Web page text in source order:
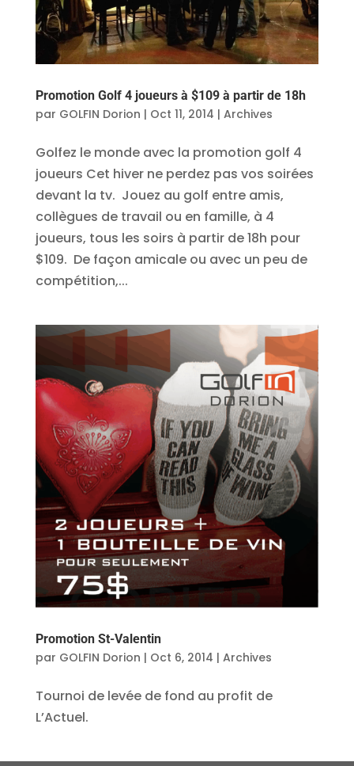
Promotion Golf 4 joueurs à $109 à partir de 18h
par GOLFIN Dorion | Oct 11, 2014 | Archives
Golfez le monde avec la promotion golf 4
joueurs Cet hiver ne perdez pas vos soirées
devant la tv. Jouez au golf entre amis,
collègues de travail ou en famille, à 4
joueurs, tous les soirs à partir de 18h pour
$109. De façon amicale ou avec un peu de
compétition,...
Promotion St-Valentin
par GOLFIN Dorion | Oct 6, 2014 | Archives
Tournoi de levée de fond au profit de
L’Actuel.